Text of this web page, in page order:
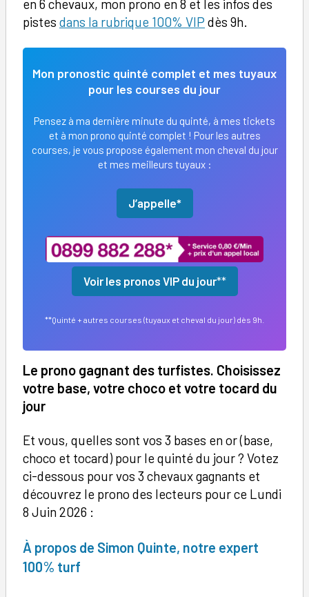
en 6 chevaux, mon prono en 8 et les infos des
pistes dans la rubrique 100% VIP dès 9h.
Mon pronostic quinté complet et mes tuyaux
pour les courses du jour
Pensez à ma dernière minute du quinté, à mes tickets
et à mon prono quinté complet ! Pour les autres
courses, je vous propose également mon cheval du jour
et mes meilleurs tuyaux :
J’appelle*
Voir les pronos VIP du jour**
**Quinté + autres courses (tuyaux et cheval du jour) dès 9h.
Le prono gagnant des turfistes. Choisissez
votre base, votre choco et votre tocard du
jour
Et vous, quelles sont vos 3 bases en or (base,
choco et tocard) pour le quinté du jour ? Votez
ci-dessous pour vos 3 chevaux gagnants et
découvrez le prono des lecteurs pour ce Lundi
8 Juin 2026 :
À propos de Simon Quinte, notre expert
100% turf